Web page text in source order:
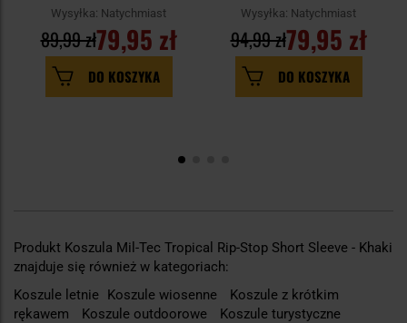
Wysyłka: Natychmiast
79,95 zł
89,99 zł
DO KOSZYKA
Khaki
Wysyłka: Natychmiast
79,95 zł
94,99 zł
DO KOSZYKA
Produkt Koszula Mil-Tec Tropical Rip-Stop Short Sleeve - Khaki
znajduje się również w kategoriach:
Koszule letnie Koszule wiosenne
Koszule z krótkim
rękawem
Koszule outdoorowe
Koszule turystyczne